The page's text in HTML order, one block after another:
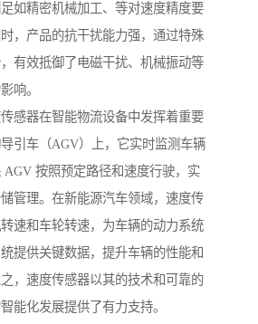
如精密机械加工、等对速度精度要
，产品的抗干扰能力强，通过特殊
有效抵御了电磁干扰、机械振动等
响。
感器在智能物流设备中发挥着重要
引车（AGV）上，它实时监测车辆
AGV 按照预定路径和速度行驶，实
管理。在新能源汽车领域，速度传
速和车轮转速，为车辆的动力系统
提供关键数据，提升车辆的性能和
，速度传感器以其的技术和可靠的
能化发展提供了有力支持。